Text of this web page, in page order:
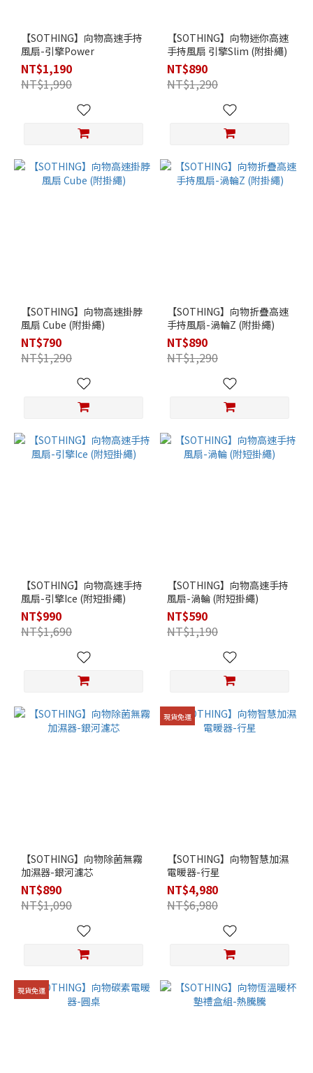
【SOTHING】向物高速手持
風扇-引擎Power
NT$1,190
NT$1,990
【SOTHING】向物迷你高速
手持風扇 引擎Slim (附掛繩)
NT$890
NT$1,290
【SOTHING】向物高速掛脖
風扇 Cube (附掛繩)
NT$790
NT$1,290
【SOTHING】向物折疊高速
手持風扇-渦輪Z (附掛繩)
NT$890
NT$1,290
【SOTHING】向物高速手持
風扇-引擎Ice (附短掛繩)
NT$990
NT$1,690
【SOTHING】向物高速手持
風扇-渦輪 (附短掛繩)
NT$590
NT$1,190
【SOTHING】向物除菌無霧
加濕器-銀河濾芯
NT$890
NT$1,090
現貨免運
【SOTHING】向物智慧加濕
電暖器-行星
NT$4,980
NT$6,980
現貨免運